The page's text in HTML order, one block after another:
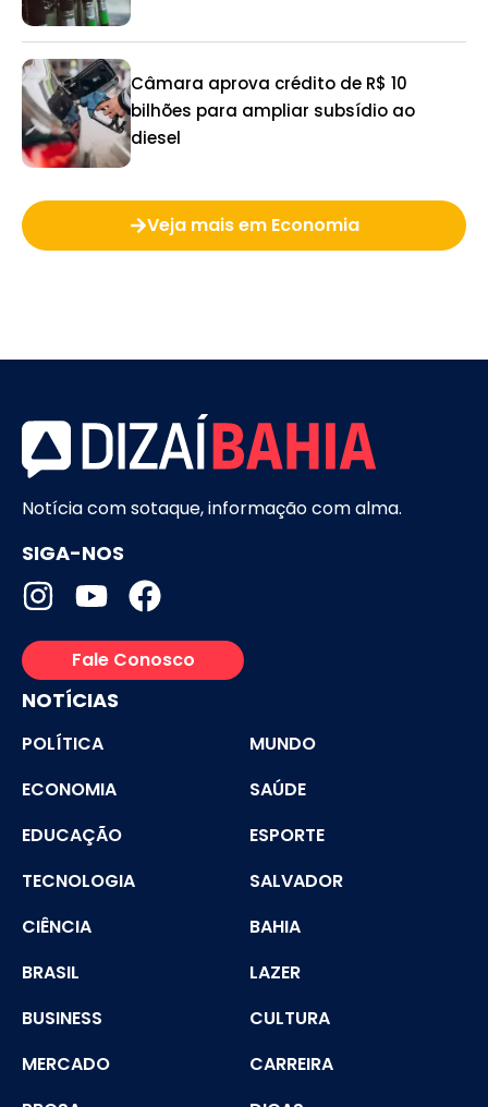
Câmara aprova crédito de R$ 10
bilhões para ampliar subsídio ao
diesel
Veja mais em Economia
Notícia com sotaque, informação com alma.
SIGA-NOS
Fale Conosco
NOTÍCIAS
POLÍTICA
MUNDO
ECONOMIA
SAÚDE
EDUCAÇÃO
ESPORTE
TECNOLOGIA
SALVADOR
CIÊNCIA
BAHIA
BRASIL
LAZER
BUSINESS
CULTURA
MERCADO
CARREIRA